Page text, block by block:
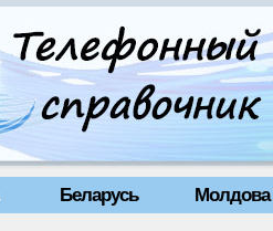
Беларусь Молдова